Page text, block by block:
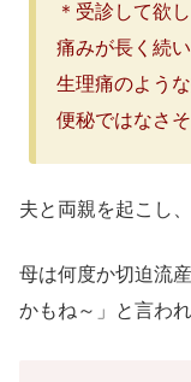
＊受診して欲
痛みが長く続
生理痛のよう
便秘ではなさ
夫と両親を起こし
母は何度か切迫流
かもね～」と言われ